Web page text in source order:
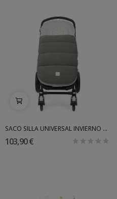
SACO SILLA UNIVERSAL INVIERNO GALA WALKINGMUM
103,90 €